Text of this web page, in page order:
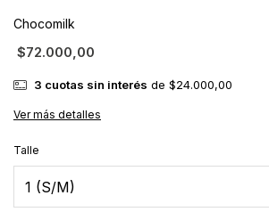
Chocomilk
$72.000,00
3 cuotas sin interés de $24.000,00
Ver más detalles
Talle